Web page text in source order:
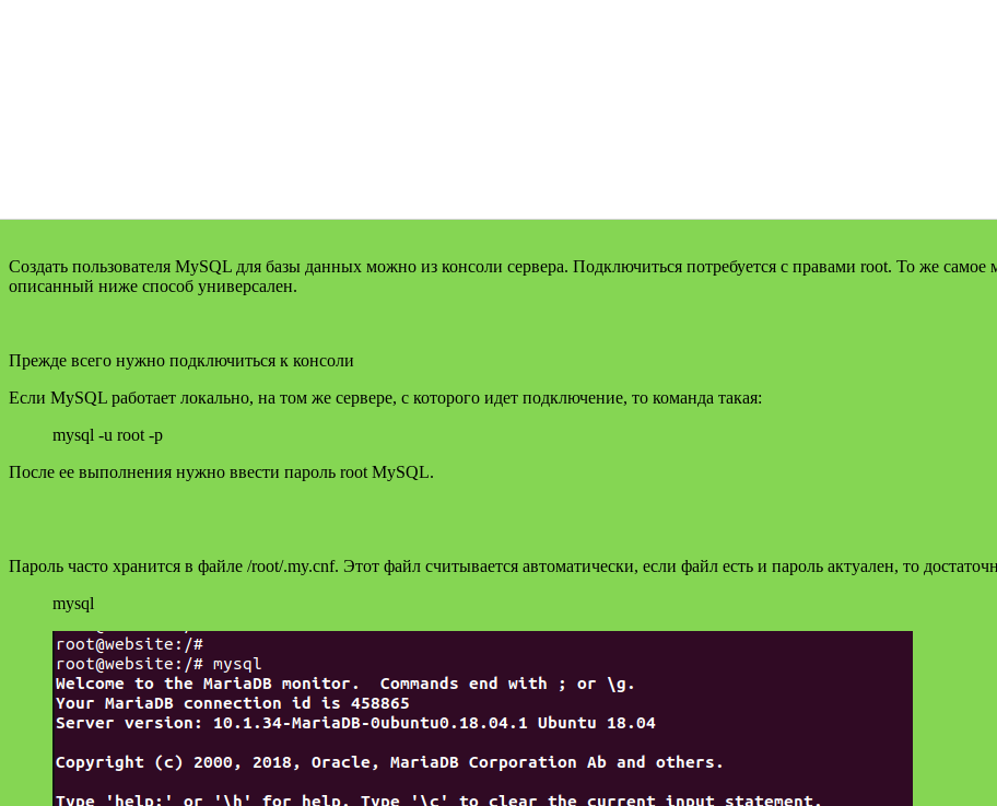
Создать пользователя MySQL для базы данных можно из консоли сервера. Подключиться потребуется с правами root. То же самое
описанный ниже способ универсален.
Прежде всего нужно подключиться к консоли
Если MySQL работает локально, на том же сервере, с которого идет подключение, то команда такая:
mysql -u root -p
После ее выполнения нужно ввести пароль root MySQL.
Пароль часто хранится в файле /root/.my.cnf. Этот файл считывается автоматически, если файл есть и пароль актуален, то
mysql